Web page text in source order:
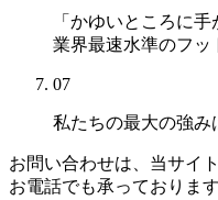
「かゆいところに手
業界最速水準のフッ
07
私たちの最大の強み
お問い合わせは、当サイ
お電話でも承っております